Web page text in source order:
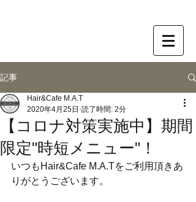
記事
【コロナ対策実施中】期間
限定"時短メニュー"！
Hair&Cafe M.A.T
2020年4月25日 読了時間: 2分
いつもHair&Cafe M.A.Tをご利用頂きあ
りがとうございます。